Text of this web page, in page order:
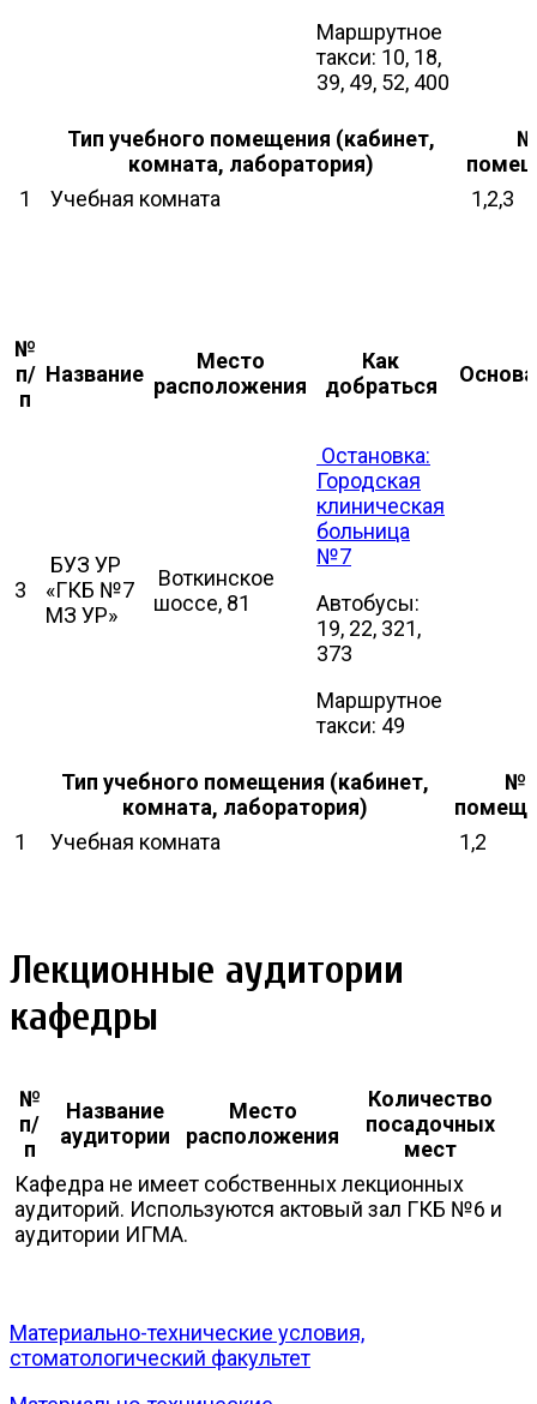
Маршрутное
такси: 10, 18,
39, 49, 52, 400
Тип учебного помещения (кабинет,
комната, лаборатория)
№
1
Учебная комната 1,2,3
№
п/
п
Название
Место
расположения
Как
добраться
3
БУЗ УР
«ГКБ №7
МЗ УР»
Воткинское
шоссе, 81
Остановка:
Городская
клиническая
больница
№7
Автобусы:
19, 22, 321,
373
Маршрутное
такси: 49
Тип учебного помещения (кабинет,
комната, лаборатория)
№
1
Учебная комната 1,2
Лекционные аудитории
кафедры
№
п/
п
Название
аудитории
Место
расположения
Количество
посадочных
мест
Кафедра не имеет собственных лекционных
аудиторий. Используются актовый зал ГКБ №6 и
аудитории ИГМА.
Материально-технические условия,
стоматологический факультет